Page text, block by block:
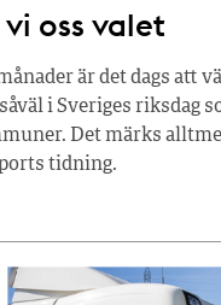
oss valet
är det dags att
i Sveriges riksdag
Det märks
tidning.